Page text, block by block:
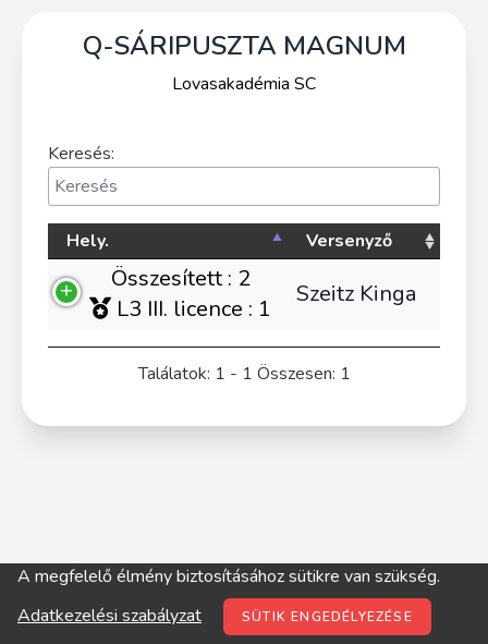
Q-SÁRIPUSZTA MAGNUM
Lovasakadémia SC
Keresés:
Hely. Versenyző
Összesített : 2
L3 III. licence : 1
Szeitz Kinga
Találatok: 1 - 1 Összesen: 1
© digitop.hu 2022 |Adatkezelési szabályzat
A megfelelő élmény biztosításához sütikre van szükség.
Adatkezelési szabályzat
SÜTIK ENGEDÉLYEZÉSE